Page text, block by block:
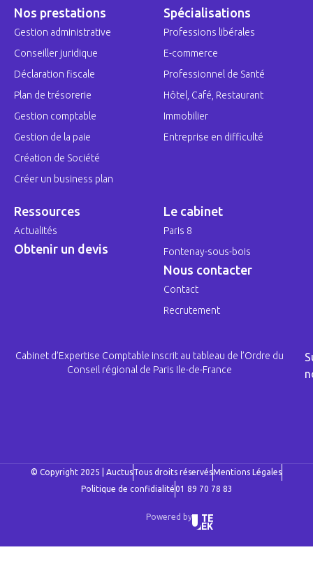
Nos prestations
Gestion administrative
Conseiller juridique
Déclaration fiscale
Plan de trésorerie
Gestion comptable
Gestion de la paie
Création de Société
Créer un business plan
Spécialisations
Professions libérales
E-commerce
Professionnel de Santé
Hôtel, Café, Restaurant
Immobilier
Entreprise en difficulté
Ressources
Actualités
Obtenir un devis
Le cabinet
Paris 8
Fontenay-sous-bois
Nous contacter
Contact
Recrutement
Cabinet d’Expertise Comptable inscrit au tableau de l’Ordre du
Conseil régional de Paris Ile-de-France
© Copyright 2025 | AuctusTous droits réservésMentions Légales
Politique de confidialité01 89 70 78 83
Powered by